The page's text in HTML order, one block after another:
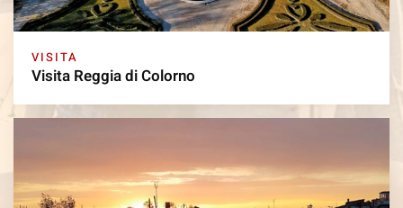
VISITA
Visita Reggia di Colorno